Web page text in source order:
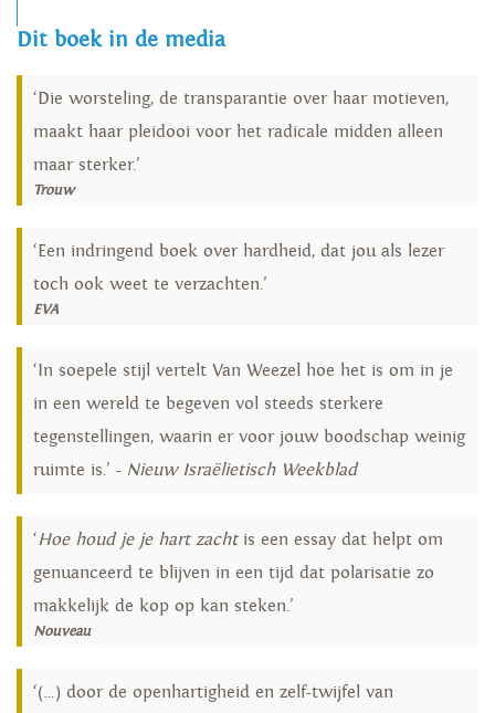
Dit boek in de media
‘Die worsteling, de transparantie over haar motieven,
maakt haar pleidooi voor het radicale midden alleen
maar sterker.’
Trouw
‘Een indringend boek over hardheid, dat jou als lezer
toch ook weet te verzachten.’
EVA
‘In soepele stijl vertelt Van Weezel hoe het is om in je
in een wereld te begeven vol steeds sterkere
tegenstellingen, waarin er voor jouw boodschap weinig
ruimte is.’ - Nieuw Israëlietisch Weekblad
‘Hoe houd je je hart zachtis een essay dat helpt om
genuanceerd te blijven in een tijd dat polarisatie zo
makkelijk de kop op kan steken.’
Nouveau
‘(…) door de openhartigheid en zelf-twijfel van